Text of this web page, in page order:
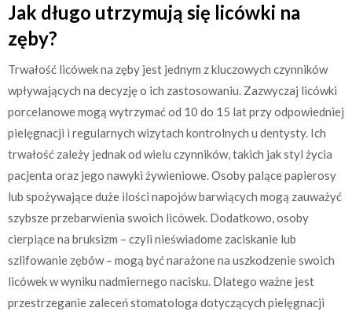
Jak długo utrzymują się licówki na
zęby?
Trwałość licówek na zęby jest jednym z kluczowych czynników
wpływających na decyzję o ich zastosowaniu. Zazwyczaj licówki
porcelanowe mogą wytrzymać od 10 do 15 lat przy odpowiedniej
pielęgnacji i regularnych wizytach kontrolnych u dentysty. Ich
trwałość zależy jednak od wielu czynników, takich jak styl życia
pacjenta oraz jego nawyki żywieniowe. Osoby palące papierosy
lub spożywające duże ilości napojów barwiących mogą zauważyć
szybsze przebarwienia swoich licówek. Dodatkowo, osoby
cierpiące na bruksizm – czyli nieświadome zaciskanie lub
szlifowanie zębów – mogą być narażone na uszkodzenie swoich
licówek w wyniku nadmiernego nacisku. Dlatego ważne jest
przestrzeganie zaleceń stomatologa dotyczących pielęgnacji